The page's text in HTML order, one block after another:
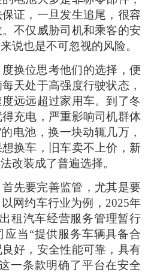
证，一旦发生追尾，很容
不仅威胁司机和乘客的安
说也是不可忽视的风险。
换位思考他们的选择，便
天处于高强度行驶状态，
远远超过家用车。到了冬
充电，严重影响司机群体
电池，换一块动辄几万，
换车，旧车卖不上价，新
改装成了普遍选择。
先要完善监管，尤其是要
网约车行业为例，2025年
租汽车经营服务管理暂行
当“提供服务车辆具备合
好，安全性能可靠，具有
一条款明确了平台在安全